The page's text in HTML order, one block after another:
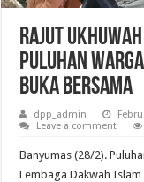
Rajut
Puluhan
Buka Bersama
dpp_admin
Leave a comment
Banyumas (28/2).
Lembaga Dakwah